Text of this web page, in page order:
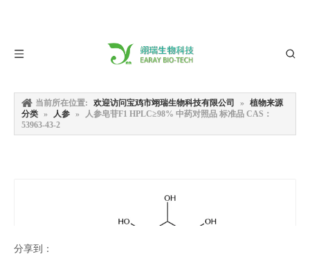
当前所在位置: 欢迎访问宝鸡市翊瑞生物科技有限公司 »
植物来源
分类 » 人参 »
人参皂苷F1 HPLC≥98% 中药对照品 标准品 CAS：
53963-43-2
分享到：